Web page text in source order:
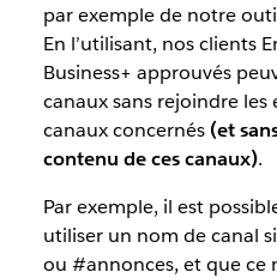
par exemple de notre
En l’utilisant, nos clients
Business+ approuvés
canaux sans rejoindre les
canaux concernés (et
contenu de ces canaux).
Par exemple, il est
utiliser un nom de canal
ou #annonces, et que ce